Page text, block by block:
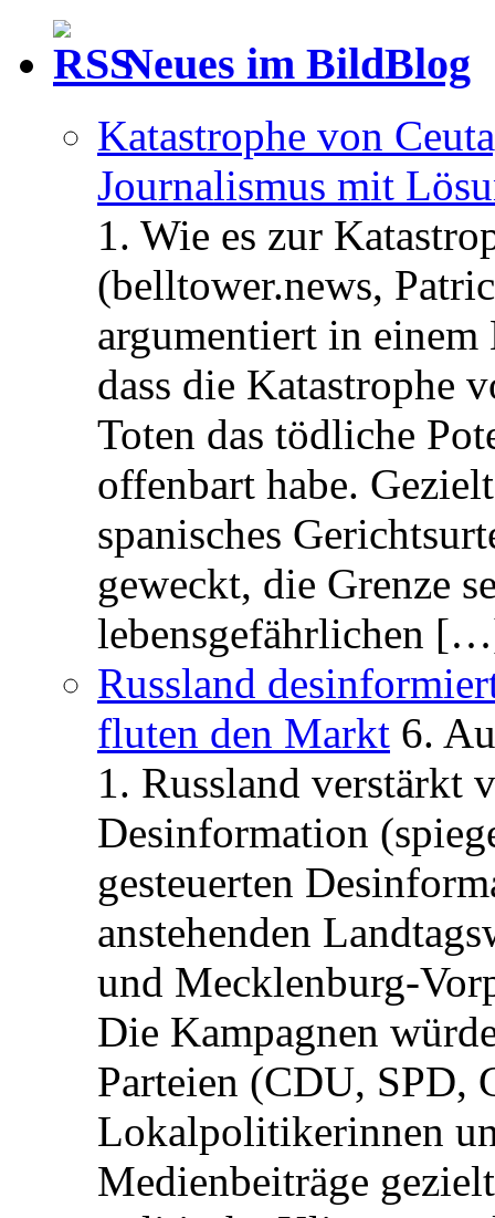
Neues im BildBlog
Katastrophe von
Journalismus mit
1. Wie es zur
(belltower.news,
argumentiert in
dass die Katastrophe
Toten das tödliche
offenbart habe.
spanisches
geweckt, die Grenze
lebensgefährlichen
Russland
fluten den Markt 6.
1. Russland verstärkt
Desinformation
gesteuerten
anstehenden
und Mecklenburg-
Die Kampagnen
Parteien (CDU, SPD,
Lokalpolitikerinnen
Medienbeiträge